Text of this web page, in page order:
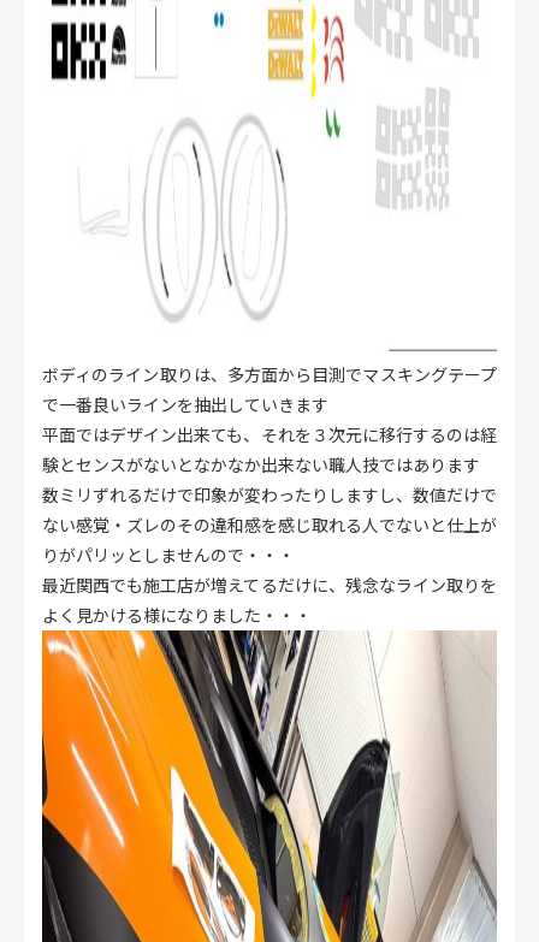
ボディのライン取りは、多方面から目測でマスキングテープ
で一番良いラインを抽出していきます
平面ではデザイン出来ても、それを３次元に移行するのは経
験とセンスがないとなかなか出来ない職人技ではあります
数ミリずれるだけで印象が変わったりしますし、数値だけで
ない感覚・ズレのその違和感を感じ取れる人でないと仕上が
りがパリッとしませんので・・・
最近関西でも施工店が増えてるだけに、残念なライン取りを
よく見かける様になりました・・・